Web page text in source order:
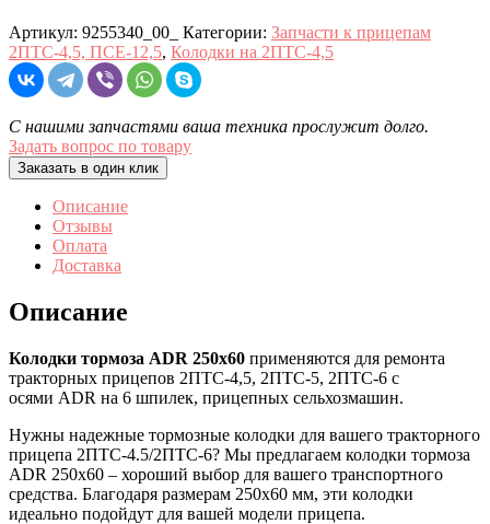
Артикул: 9255340_00_ Категории: Запчасти к прицепам
2ПТС-4,5, ПСЕ-12,5, Колодки на 2ПТС-4,5
С нашими запчастями ваша техника прослужит долго.
Задать вопрос по товару
Заказать в один клик
Описание
Отзывы
Оплата
Доставка
Описание
Колодки тормоза ADR 250х60 применяются для ремонта
тракторных прицепов 2ПТС-4,5, 2ПТС-5, 2ПТС-6 с
осями ADR на 6 шпилек, прицепных сельхозмашин.
Нужны надежные тормозные колодки для вашего тракторного
прицепа 2ПТС-4.5/2ПТС-6? Мы предлагаем колодки тормоза
ADR 250х60 – хороший выбор для вашего транспортного
средства. Благодаря размерам 250х60 мм, эти колодки
идеально подойдут для вашей модели прицепа.